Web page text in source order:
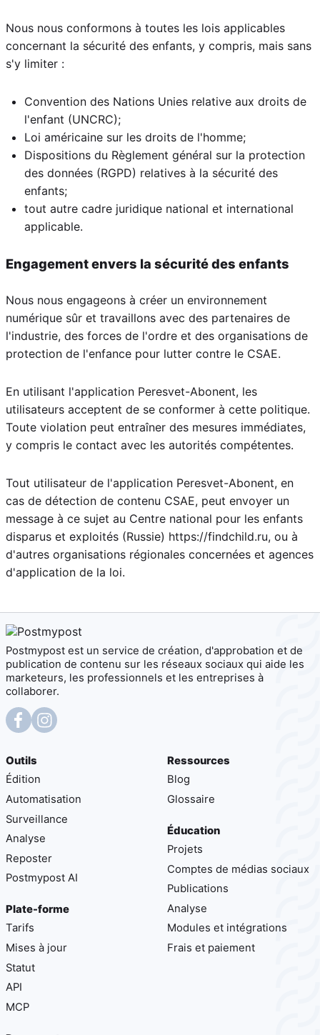
Nous nous conformons à toutes les lois applicables
concernant la sécurité des enfants, y compris, mais sans
s'y limiter :
Convention des Nations Unies relative aux droits de
l'enfant (UNCRC);
Loi américaine sur les droits de l'homme;
Dispositions du Règlement général sur la protection
des données (RGPD) relatives à la sécurité des
enfants;
tout autre cadre juridique national et international
applicable.
Engagement envers la sécurité des enfants
Nous nous engageons à créer un environnement
numérique sûr et travaillons avec des partenaires de
l'industrie, des forces de l'ordre et des organisations de
protection de l'enfance pour lutter contre le CSAE.
En utilisant l'application Peresvet-Abonent, les
utilisateurs acceptent de se conformer à cette politique.
Toute violation peut entraîner des mesures immédiates,
y compris le contact avec les autorités compétentes.
Tout utilisateur de l'application Peresvet-Abonent, en
cas de détection de contenu CSAE, peut envoyer un
message à ce sujet au Centre national pour les enfants
disparus et exploités (Russie) https://findchild.ru, ou à
d'autres organisations régionales concernées et agences
d'application de la loi.
Postmypost est un service de création, d'approbation et de
publication de contenu sur les réseaux sociaux qui aide les
marketeurs, les professionnels et les entreprises à
collaborer.
Outils
Édition
Automatisation
Surveillance
Analyse
Reposter
Postmypost AI
Plate-forme
Tarifs
Mises à jour
Statut
API
MCP
Ressources
Blog
Glossaire
Éducation
Projets
Comptes de médias sociaux
Publications
Analyse
Modules et intégrations
Frais et paiement